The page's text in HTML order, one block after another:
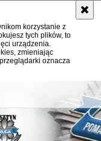
korzystanie z
tych plików, to
urządzenia.
zmieniając
oznacza